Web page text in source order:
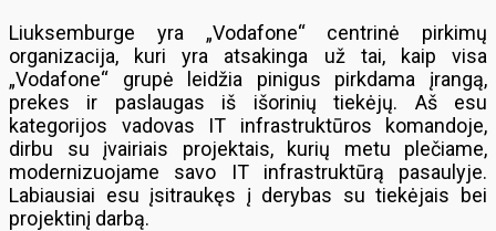
Liuksemburge yra „Vodafone“ centrinė pirkimų
organizacija, kuri yra atsakinga už tai, kaip visa
„Vodafone“ grupė leidžia pinigus pirkdama įrangą,
prekes ir paslaugas iš išorinių tiekėjų. Aš esu
kategorijos vadovas IT infrastruktūros komandoje,
dirbu su įvairiais projektais, kurių metu plečiame,
modernizuojame savo IT infrastruktūrą pasaulyje.
Labiausiai esu įsitraukęs į derybas su tiekėjais bei
projektinį darbą.